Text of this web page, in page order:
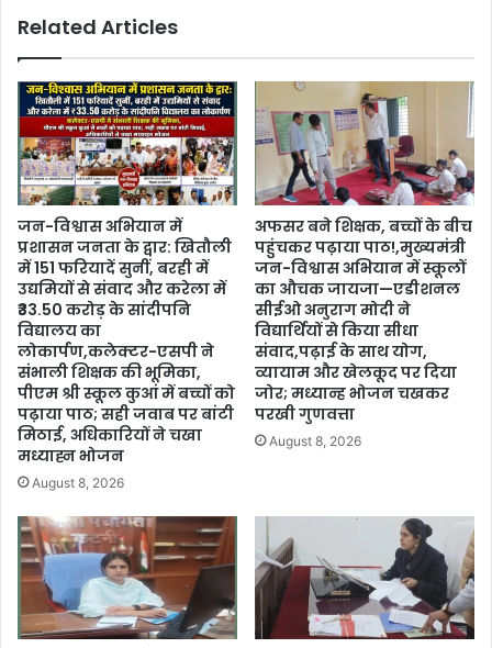
Related Articles
जन-विश्वास अभियान में
प्रशासन जनता के द्वार: खितौली
में 151 फरियादें सुनीं, बरही में
उद्यमियों से संवाद और करेला में
₹33.50 करोड़ के सांदीपनि
विद्यालय का
लोकार्पण,कलेक्टर-एसपी ने
संभाली शिक्षक की भूमिका,
पीएम श्री स्कूल कुआं में बच्चों को
पढ़ाया पाठ; सही जवाब पर बांटी
मिठाई, अधिकारियों ने चखा
मध्याह्न भोजन
August 8, 2026
अफसर बने शिक्षक, बच्चों के बीच
पहुंचकर पढ़ाया पाठ!,मुख्यमंत्री
जन-विश्वास अभियान में स्कूलों
का औचक जायजा—एडीशनल
सीईओ अनुराग मोदी ने
विद्यार्थियों से किया सीधा
संवाद,पढ़ाई के साथ योग,
व्यायाम और खेलकूद पर दिया
जोर; मध्यान्ह भोजन चखकर
परखी गुणवत्ता
August 8, 2026